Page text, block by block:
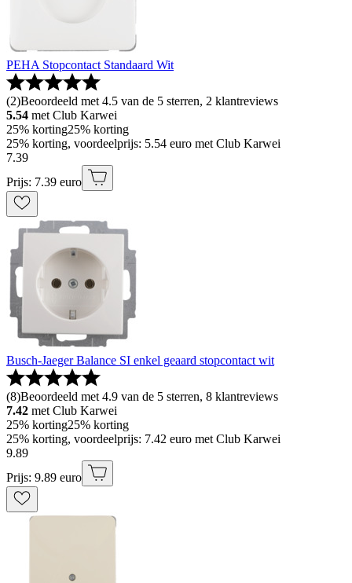
PEHA Stopcontact Standaard Wit
(2)Beoordeeld met 4.5 van de 5 sterren, 2 klantreviews
5.54 met Club Karwei
25% korting25% korting
25% korting, voordeelprijs: 5.54 euro met Club Karwei
7.39
Prijs: 7.39 euro
Busch-Jaeger Balance SI enkel geaard stopcontact wit
(8)Beoordeeld met 4.9 van de 5 sterren, 8 klantreviews
7.42 met Club Karwei
25% korting25% korting
25% korting, voordeelprijs: 7.42 euro met Club Karwei
9.89
Prijs: 9.89 euro